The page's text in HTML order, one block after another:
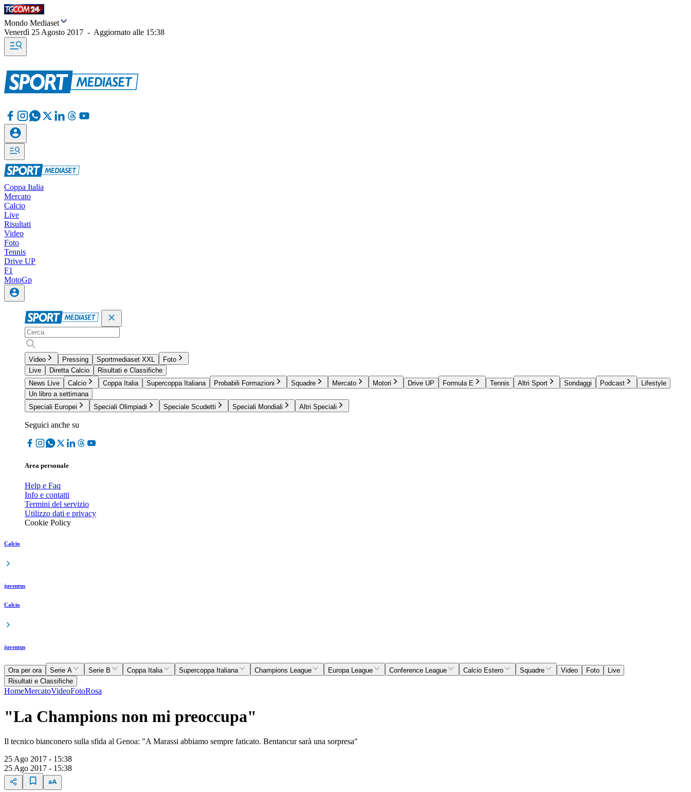
Mondo Mediaset
Venerdì 25 Agosto 2017 - Aggiornato alle 15:38
Coppa Italia
Mercato
Calcio
Live
Risultati
Video
Foto
Tennis
Drive UP
F1
MotoGp
Video Pressing Sportmediaset XXL
Foto
Live
Diretta Calcio
Risultati e Classifiche
News Live
Calcio Coppa Italia Supercoppa Italiana Probabili Formazioni Squadre Mercato Motori Drive UP Formula E Tennis Altri Sport Sondaggi Podcast
Lifestyle
Un libro a settimana
Speciali Europei
Speciali Olimpiadi Speciale Scudetti Speciali Mondiali Altri Speciali
Seguici anche su
Area personale
Help e Faq
Info e contatti
Termini del servizio
Utilizzo dati e privacy
Cookie Policy
Calcio
juventus
Calcio
juventus
Ora per ora Serie A Serie B Coppa Italia Supercoppa Italiana Champions League Europa League Conference League Calcio Estero Squadre Video Foto
Live
Risultati e Classifiche
HomeMercatoVideoFotoRosa
"La Champions non mi preoccupa"
Il tecnico bianconero sulla sfida al Genoa: "A Marassi abbiamo sempre faticato. Bentancur sarà una sorpresa"
25 Ago 2017 - 15:38
25 Ago 2017 - 15:38